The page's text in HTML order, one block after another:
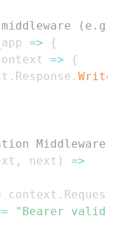
=>
{
=>
{
. Response .
, next )
=>
context . Request
"Bearer